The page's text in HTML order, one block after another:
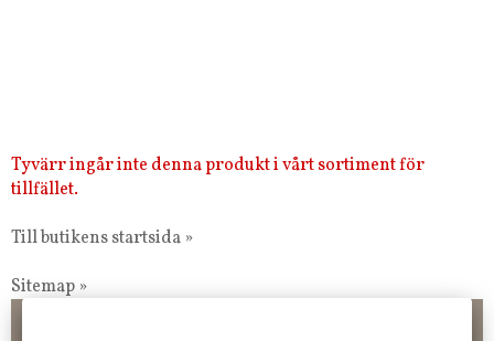
Tyvärr ingår inte denna produkt i vårt sortiment för
tillfället.
Till butikens startsida »
Sitemap »